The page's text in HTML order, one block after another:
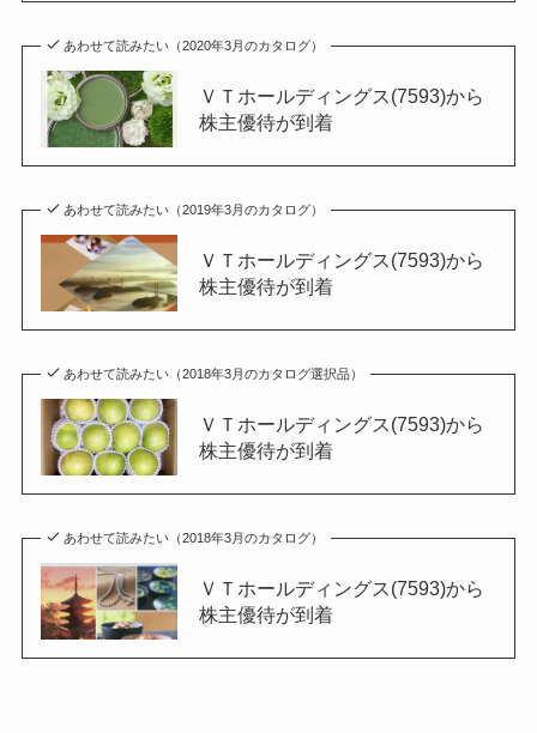
あわせて読みたい（2020年3月のカタログ）
ＶＴホールディングス(7593)から
株主優待が到着
あわせて読みたい（2019年3月のカタログ）
ＶＴホールディングス(7593)から
株主優待が到着
あわせて読みたい（2018年3月のカタログ選択品）
ＶＴホールディングス(7593)から
株主優待が到着
あわせて読みたい（2018年3月のカタログ）
ＶＴホールディングス(7593)から
株主優待が到着